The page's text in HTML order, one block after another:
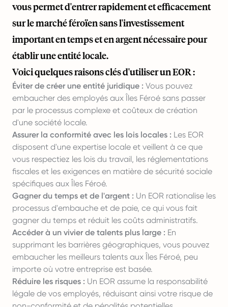
vous permet d'entrer rapidement et efficacement
sur le marché féroïen sans l'investissement
important en temps et en argent nécessaire pour
établir une entité locale.
Voici quelques raisons clés d'utiliser un EOR :
Éviter de créer une entité juridique : Vous pouvez
embaucher des employés aux Îles Féroé sans passer
par le processus complexe et coûteux de création
d'une société locale.
Assurer la conformité avec les lois locales : Les EOR
disposent d'une expertise locale et veillent à ce que
vous respectiez les lois du travail, les réglementations
fiscales et les exigences en matière de sécurité sociale
spécifiques aux Îles Féroé.
Gagner du temps et de l'argent : Un EOR rationalise les
processus d'embauche et de paie, ce qui vous fait
gagner du temps et réduit les coûts administratifs.
Accéder à un vivier de talents plus large : En
supprimant les barrières géographiques, vous pouvez
embaucher les meilleurs talents aux Îles Féroé, peu
importe où votre entreprise est basée.
Réduire les risques : Un EOR assume la responsabilité
légale de vos employés, réduisant ainsi votre risque de